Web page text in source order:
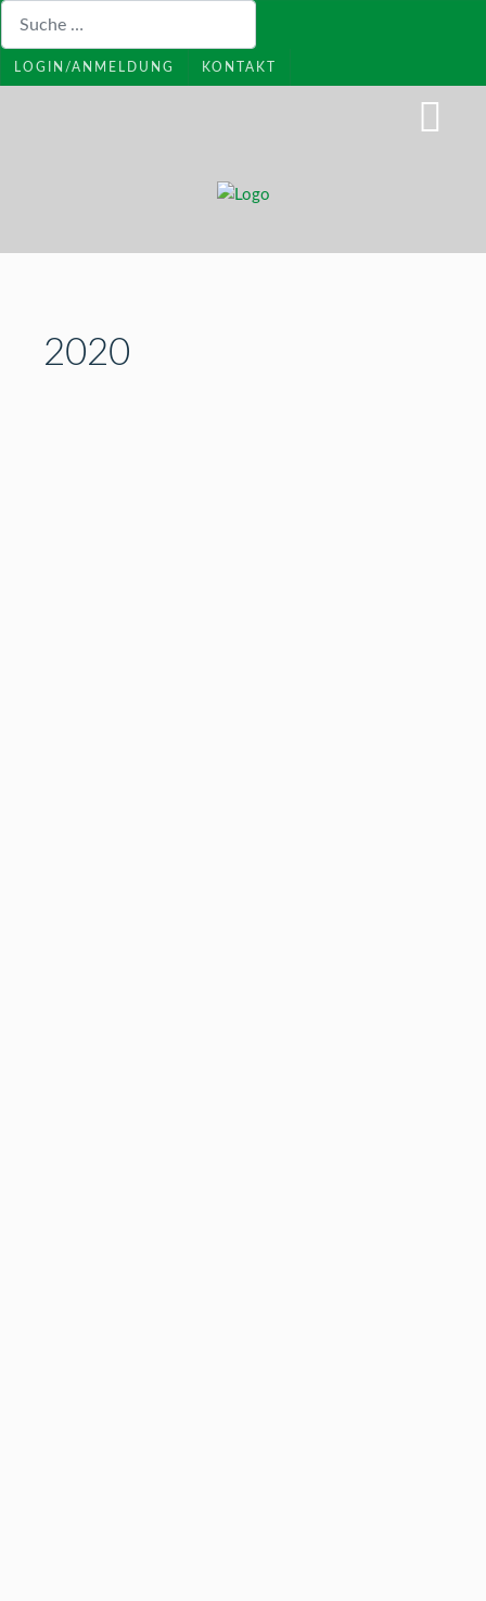
LOGIN/ANMELDUNG KONTAKT
2020